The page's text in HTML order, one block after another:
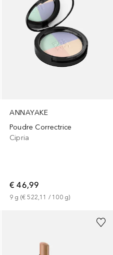
ANNAYAKE
Poudre Correctrice
Cipria
€ 46,99
9 g (€ 522,11 / 100 g)